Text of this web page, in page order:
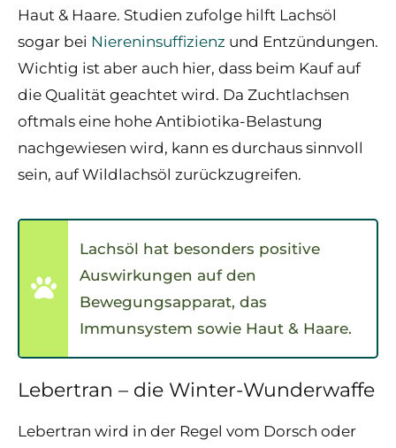
Haut & Haare. Studien zufolge hilft Lachsöl
sogar bei Niereninsuffizienz und Entzündungen.
Wichtig ist aber auch hier, dass beim Kauf auf
die Qualität geachtet wird. Da Zuchtlachsen
oftmals eine hohe Antibiotika-Belastung
nachgewiesen wird, kann es durchaus sinnvoll
sein, auf Wildlachsöl zurückzugreifen.
Lachsöl hat besonders positive
Auswirkungen auf den
Bewegungsapparat, das
Immunsystem sowie Haut & Haare.
Lebertran – die Winter-Wunderwaffe
Lebertran wird in der Regel vom Dorsch oder